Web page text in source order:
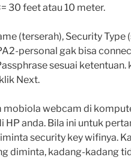
30 feet atau 10 meter.
(terserah), Security Type
personal gak bisa
sesuai
Next.
mobiola webcam di
HP anda. Bila ini untuk
security key wifinya.
diminta, kadang-kadang